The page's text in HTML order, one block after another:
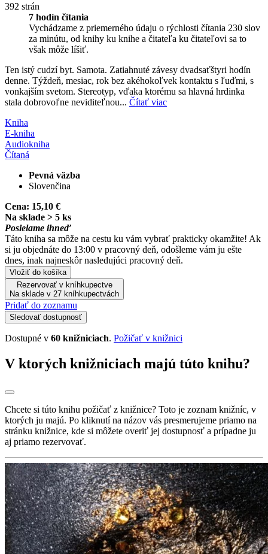
392 strán
7 hodín čítania
Vychádzame z priemerného údaju o rýchlosti čítania 230 slov
za minútu, od knihy ku knihe a čitateľa ku čitateľovi sa to
však môže líšiť.
Ten istý cudzí byt. Samota. Zatiahnuté závesy dvadsaťštyri hodín
denne. Týždeň, mesiac, rok bez akéhokoľvek kontaktu s ľuďmi, s
vonkajším svetom. Stereotyp, vďaka ktorému sa hlavná hrdinka
stala dobrovoľne neviditeľnou... Čítať viac
Kniha
E-kniha
Audiokniha
Čítaná
Pevná väzba
Slovenčina
Cena: 15,10 €
Na sklade > 5 ks
Posielame ihneď
Táto kniha sa môže na cestu ku vám vybrať prakticky okamžite! Ak
si ju objednáte do 13:00 v pracovný deň, odošleme vám ju ešte
dnes, inak najneskôr nasledujúci pracovný deň.
Vložiť do košíka
Rezervovať v kníhkupectve
Na sklade v 27 kníhkupectvách
Pridať do zoznamu
Sledovať dostupnosť
Dostupné v 60 knižniciach. Požičať v knižnici
V ktorých knižniciach majú túto knihu?
Chcete si túto knihu požičať z knižnice? Toto je zoznam knižníc, v
ktorých ju majú. Po kliknutí na názov vás presmerujeme priamo na
stránku knižnice, kde si môžete overiť jej dostupnosť a prípadne ju
aj priamo rezervovať.